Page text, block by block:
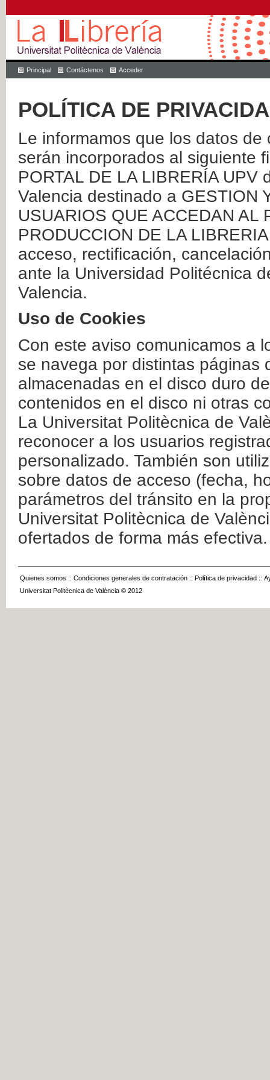
Principal Contáctenos Acceder
POLÍTICA DE
Le informamos que los datos
serán incorporados al siguiente
PORTAL DE LA LIBRERÍA
Valencia destinado a GESTION
USUARIOS QUE ACCEDAN AL
PRODUCCION DE LA
acceso, rectificación,
ante la Universidad Politécnica
Valencia.
Uso de Cookies
Con este aviso comunicamos a
se navega por distintas páginas
almacenadas en el disco duro
contenidos en el disco ni otras
La Universitat Politècnica de
reconocer a los usuarios
personalizado. También son
sobre datos de acceso (fecha,
parámetros del tránsito en la
Universitat Politècnica de
ofertados de forma más efectiva.
Quienes somos :: Condiciones generales de contratación :: Política de privacidad ::
Universitat Politècnica de València © 2012